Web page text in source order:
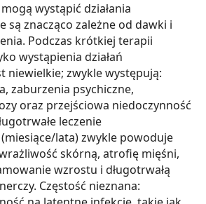
wystąpić działania
są znacząco zależne od dawki i
Podczas krótkiej terapii
wystąpienia działań
niewielkie; zwykle występują:
zaburzenia psychiczne,
oraz przejściowa niedoczynność
leczenie
lata) zwykle powoduje
skórną, atrofię mięśni,
wzrostu i długotrwałą
Częstość nieznana: